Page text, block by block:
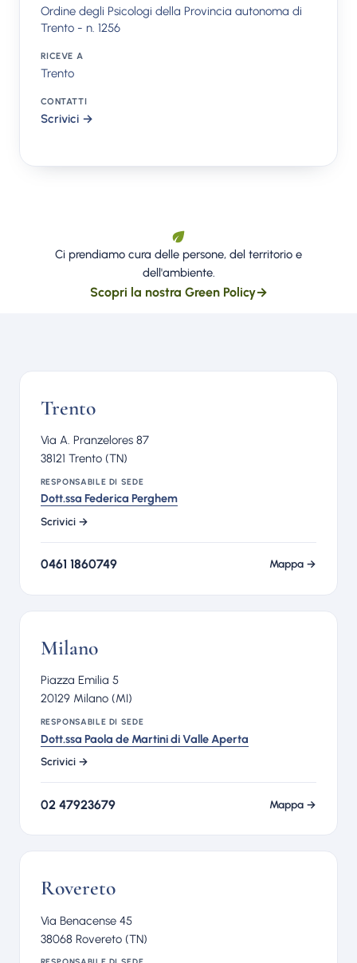
Ordine degli Psicologi della Provincia autonoma di
Trento - n. 1256
RICEVE A
Trento
CONTATTI
Scrivici →
Ci prendiamo cura delle persone, del territorio e
dell'ambiente.
Scopri la nostra Green Policy→
Trento
Via A. Pranzelores 87
38121 Trento (TN)
RESPONSABILE DI SEDE
Dott.ssa Federica Perghem
Scrivici →
0461 1860749 Mappa →
Milano
Piazza Emilia 5
20129 Milano (MI)
RESPONSABILE DI SEDE
Dott.ssa Paola de Martini di Valle Aperta
Scrivici →
02 47923679 Mappa →
Rovereto
Via Benacense 45
38068 Rovereto (TN)